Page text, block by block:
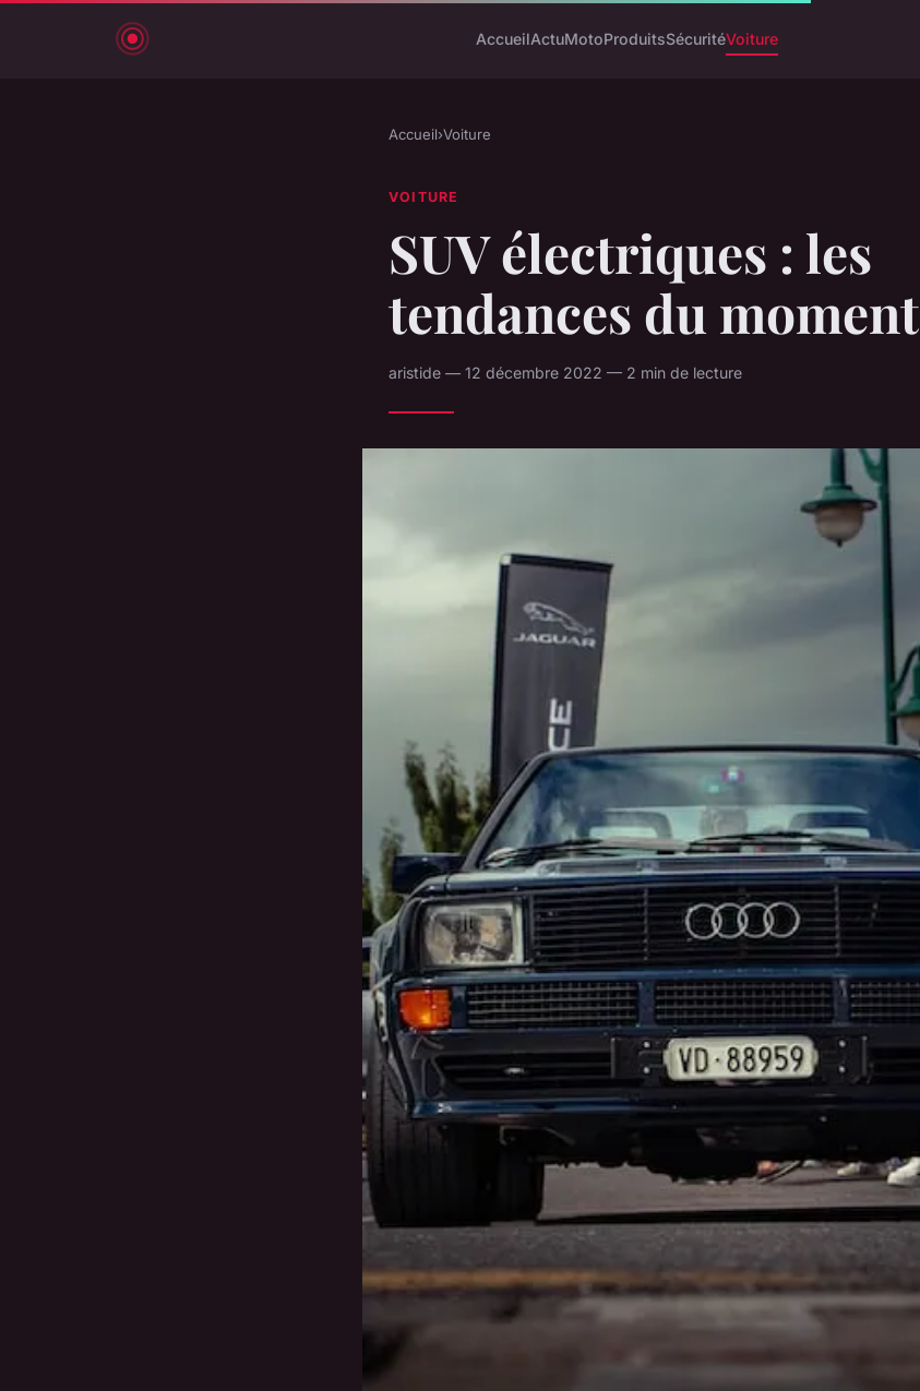
AccueilActuMotoProduitsSécuritéVoiture
Accueil›Voiture
VOITURE
SUV électriques : les
tendances du moment
aristide — 12 décembre 2022 — 2 min de lecture